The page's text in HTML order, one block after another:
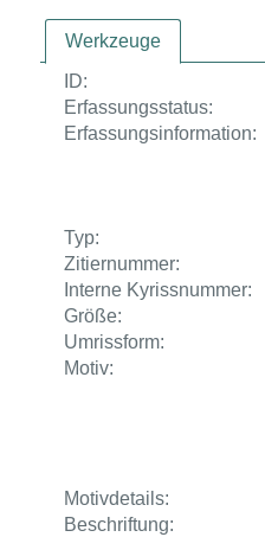
Werkzeuge
ID:
Erfassungsstatus:
Erfassungsinformation:
Typ:
Zitiernummer:
Interne Kyrissnummer:
Größe:
Umrissform:
Motiv:
Motivdetails:
Beschriftung: